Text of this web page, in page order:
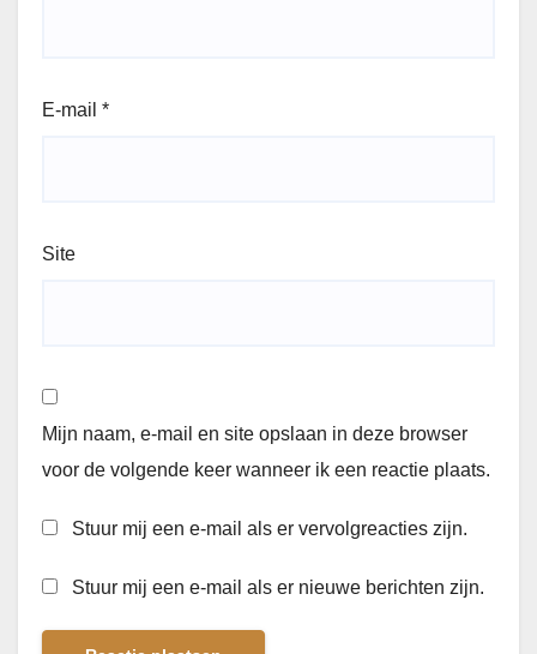
E-mail *
Site
Mijn naam, e-mail en site opslaan in deze browser
voor de volgende keer wanneer ik een reactie plaats.
Stuur mij een e-mail als er vervolgreacties zijn.
Stuur mij een e-mail als er nieuwe berichten zijn.